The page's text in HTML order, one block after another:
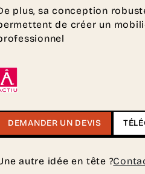
plus, sa conception
de créer un
DEMANDER UN DEVIS
autre idée en tête ?